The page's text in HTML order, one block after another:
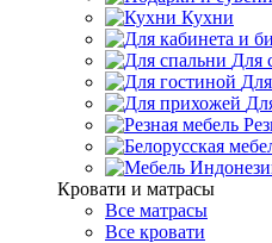
Кухни
Для
Кровати и матрасы
Все матрасы
Все кровати